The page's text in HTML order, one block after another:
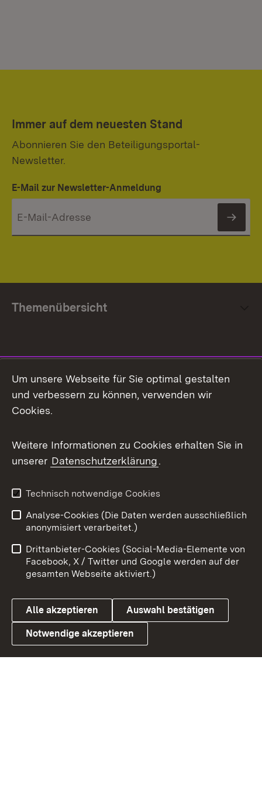
Immer auf dem neuesten Stand
Abonnieren Sie den Beteiligungsportal-
Newsletter.
E-Mail zur Newsletter-Anmeldung
Themenübersicht
Facebook
X / Twitter
Youtube
Link zum Landesportal
Impressum
Kontakt
Barrierefreiheit
Datenschutz
Cookies
Um unsere Webseite für Sie optimal gestalten
und verbessern zu können, verwenden wir
Cookies.
Weitere Informationen zu Cookies erhalten Sie in
unserer Datenschutzerklärung.
Technisch notwendige Cookies
Analyse-Cookies (Die Daten werden ausschließlich
anonymisiert verarbeitet.)
Drittanbieter-Cookies (Social-Media-Elemente von
Facebook, X / Twitter und Google werden auf der
gesamten Webseite aktiviert.)
Alle akzeptieren Auswahl bestätigen
Notwendige akzeptieren